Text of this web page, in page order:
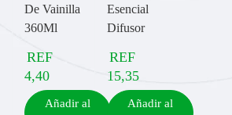
De Vainilla
360Ml
REF
4,40
Añadir al
Esencial
Difusor
REF
15,35
Añadir al